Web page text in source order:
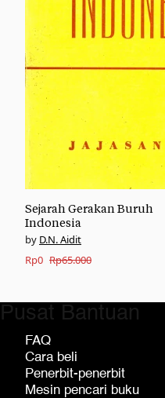
Sejarah Gerakan Buruh
Indonesia
D.N. Aidit
Rp65.000
Original
was:
Rp65.000.
Rp0
Current
is:
Rp0.
Pusat Bantuan
FAQ
Cara beli
Penerbit-penerbit
Mesin pencari buku